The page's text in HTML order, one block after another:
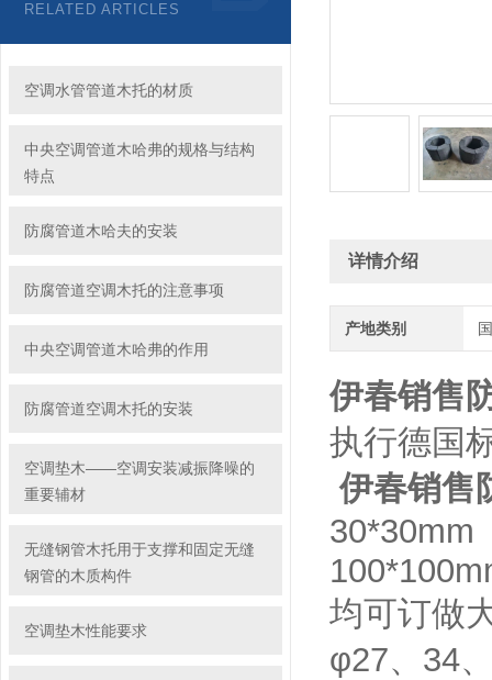
RELATED ARTICLES
空调水管管道木托的材质
中央空调管道木哈弗的规格与结构
特点
防腐管道木哈夫的安装
防腐管道空调木托的注意事项
中央空调管道木哈弗的作用
防腐管道空调木托的安装
空调垫木——空调安装减振降噪的
重要辅材
无缝钢管木托用于支撑和固定无缝
钢管的木质构件
空调垫木性能要求
详情介绍
产地类别
伊春销售
执行德国
伊春销售
均可订做
φ27、34